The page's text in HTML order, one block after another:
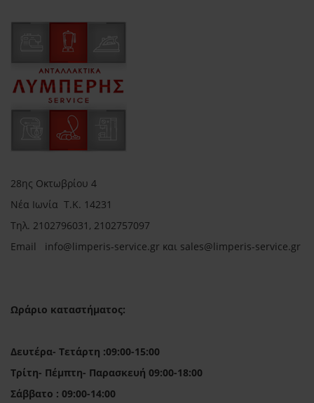
28ης Οκτωβρίου 4
Νέα Ιωνία Τ.Κ. 14231
Τηλ. 2102796031, 2102757097
Email info@limperis-service.gr και sales@limperis-service.gr
Ωράριο καταστήματος:
Δευτέρα- Τετάρτη :09:00-15:00
Τρίτη- Πέμπτη- Παρασκευή 09:00-18:00
Σάββατο : 09:00-14:00